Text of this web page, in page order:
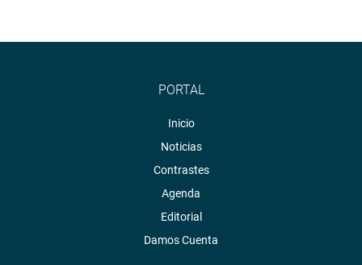
PORTAL
Inicio
Noticias
Contrastes
Agenda
Editorial
Damos Cuenta